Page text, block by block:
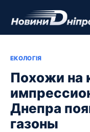
ЕКОЛОГІЯ
Похожи на
Днепра
газоны